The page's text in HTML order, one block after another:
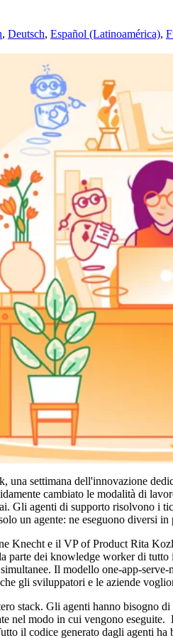
, Deutsch, Español (Latinoamérica),
una settimana dell'innovazione
cambiato le modalità di
Gli agenti di supporto risolvono i
un agente: ne eseguono diversi in
Knecht e il VP of Product Rita
parte dei knowledge worker di
Il modello one-app-
gli sviluppatori e le aziende
stack. Gli agenti hanno bisogno di
nel modo in cui vengono eseguite.
il codice generato dagli agenti